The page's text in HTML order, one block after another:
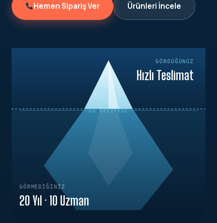
Hemen Sipariş Ver Ürünleri İncele
GÖRDÜĞÜNÜZ
Hızlı Teslimat
SU SEVIYESI
GÖRMEDIĞINIZ
20 Yıl · 10 Uzman